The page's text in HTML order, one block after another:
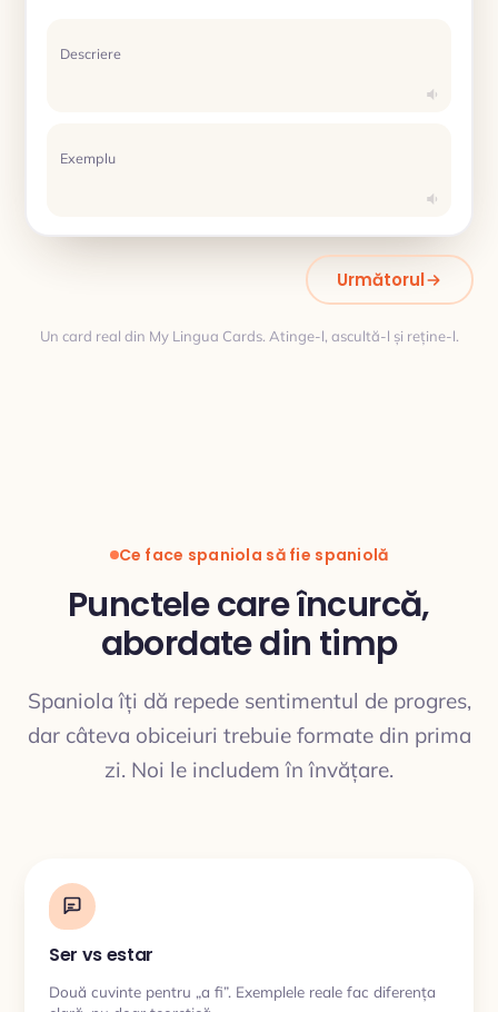
Descriere
Exemplu
TRADUCERE
Următorul
Un card real din My Lingua Cards. Atinge-l, ascultă-l și reține-l.
Ce face spaniola să fie spaniolă
Punctele care încurcă,
abordate din timp
Spaniola îți dă repede sentimentul de progres,
dar câteva obiceiuri trebuie formate din prima
zi. Noi le includem în învățare.
Ser vs estar
Două cuvinte pentru „a fi”. Exemplele reale fac diferența